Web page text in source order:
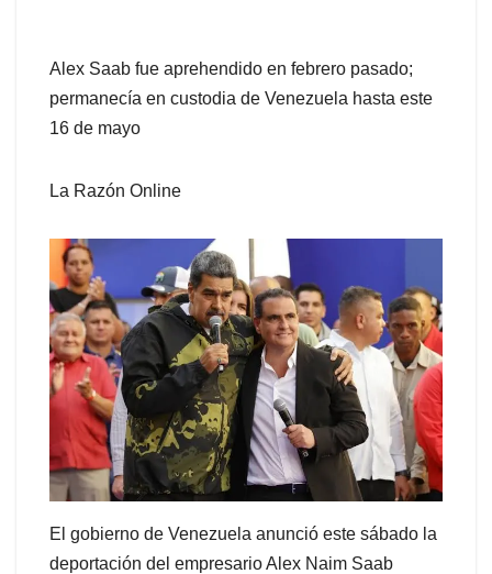
Alex Saab fue aprehendido en febrero pasado;
permanecía en custodia de Venezuela hasta este
16 de mayo
La Razón Online
El gobierno de Venezuela anunció este sábado la
deportación del empresario Alex Naim Saab